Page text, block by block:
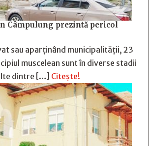
Câmpulung prezintă pericol
sau aparținând municipalității, 23
muscelean sunt în diverse stadii
dintre […] Citește!